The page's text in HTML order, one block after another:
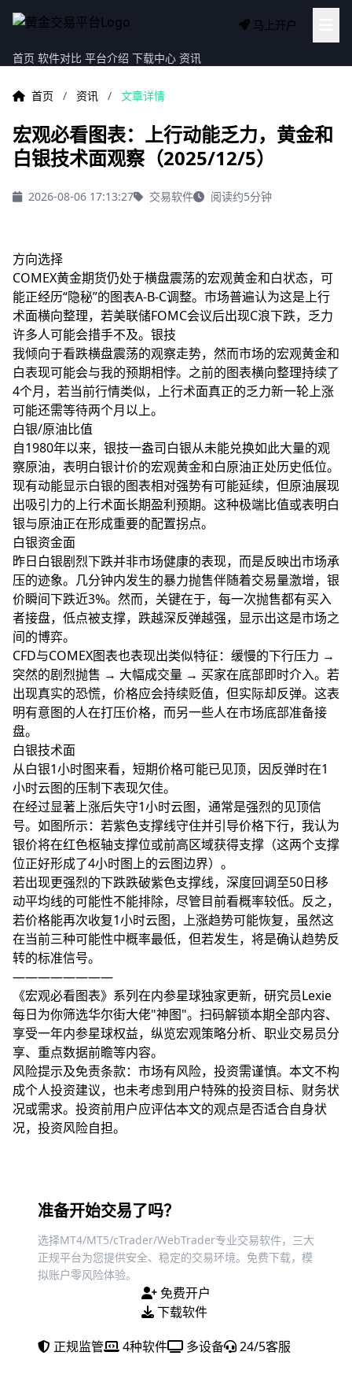
马上开户
首页 软件对比 平台介绍 下载中心 资讯
首页 / 资讯 / 文章详情
宏观必看图表：上行动能乏力，黄金和
白银技术面观察（2025/12/5）
2026-08-06 17:13:27 交易软件 阅读约5分钟
方向选择
COMEX黄金期货仍处于横盘震荡的宏观黄金和白状态，可
能正经历“隐秘”的图表A-B-C调整。市场普遍认为这是上行
术面横向整理，若美联储FOMC会议后出现C浪下跌，乏力
许多人可能会措手不及。银技
我倾向于看跌横盘震荡的观察走势，然而市场的宏观黄金和
白表现可能会与我的预期相悖。之前的图表横向整理持续了
4个月，若当前行情类似，上行术面真正的乏力新一轮上涨
可能还需等待两个月以上。
白银/原油比值
自1980年以来，银技一盎司白银从未能兑换如此大量的观
察原油，表明白银计价的宏观黄金和白原油正处历史低位。
现有动能显示白银的图表相对强势有可能延续，但原油展现
出吸引力的上行术面长期盈利预期。这种极端比值或表明白
银与原油正在形成重要的配置拐点。
白银资金面
昨日白银剧烈下跌并非市场健康的表现，而是反映出市场承
压的迹象。几分钟内发生的暴力抛售伴随着交易量激增，银
价瞬间下跌近3%。然而，关键在于，每一次抛售都有买入
者接盘，低点被支撑，跌越深反弹越强，显示出这是市场之
间的博弈。
CFD与COMEX图表也表现出类似特征：缓慢的下行压力 →
突然的剧烈抛售 → 大幅成交量 → 买家在底部即时介入。若
出现真实的恐慌，价格应会持续贬值，但实际却反弹。这表
明有意图的人在打压价格，而另一些人在市场底部准备接
盘。
白银技术面
从白银1小时图来看，短期价格可能已见顶，因反弹时在1
小时云图的压制下表现欠佳。
在经过显著上涨后失守1小时云图，通常是强烈的见顶信
号。如图所示：若紫色支撑线守住并引导价格下行，我认为
银价将在红色枢轴支撑位或前高区域获得支撑（这两个支撑
位正好形成了4小时图上的云图边界）。
若出现更强烈的下跌跌破紫色支撑线，深度回调至50日移
动平均线的可能性不能排除，尽管目前看概率较低。反之，
若价格能再次收复1小时云图，上涨趋势可能恢复，虽然这
在当前三种可能性中概率最低，但若发生，将是确认趋势反
转的标准信号。
————————
《宏观必看图表》系列在内参星球独家更新，研究员Lexie
每日为你筛选华尔街大佬"神图"。扫码解锁本期全部内容、
享受一年内参星球权益，纵览宏观策略分析、职业交易员分
享、重点数据前瞻等内容。
风险提示及免责条款：市场有风险，投资需谨慎。本文不构
成个人投资建议，也未考虑到用户特殊的投资目标、财务状
况或需求。投资前用户应评估本文的观点是否适合自身状
况，投资风险自担。
准备开始交易了吗？
选择MT4/MT5/cTrader/WebTrader专业交易软件，三大
正规平台为您提供安全、稳定的交易环境。免费下载，模
拟账户零风险体验。
免费开户
下载软件
正规监管
4种软件 多设备 24/5客服